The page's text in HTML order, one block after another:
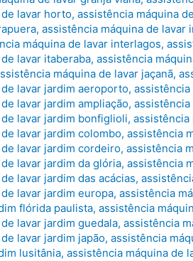
lavar horto,assistência máquina
,assistência máquina de lavar
máquina de lavar interlagos,
lavar itaberaba,assistência
máquina de lavar jaçanã,
lavar jardim aeroporto,assistência
lavar jardim ampliação,assistência
lavar jardim bonfiglioli,assistência
lavar jardim colombo,assistência
lavar jardim cordeiro,assistência
lavar jardim da glória,assistência
lavar jardim das acácias,
lavar jardim europa,assistência
flórida paulista,assistência
lavar jardim guedala,assistência
lavar jardim japão,assistência
lusitânia,assistência máquina de